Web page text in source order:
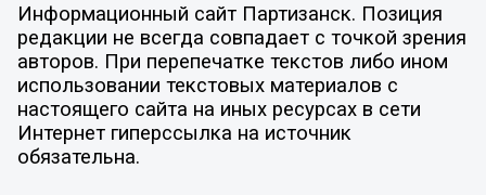
Информационный сайт Партизанск. Позиция
редакции не всегда совпадает с точкой зрения
авторов. При перепечатке текстов либо ином
использовании текстовых материалов с
настоящего сайта на иных ресурсах в сети
Интернет гиперссылка на источник
обязательна.